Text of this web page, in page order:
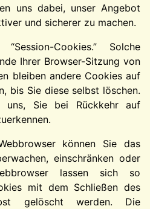
uns dabei, unser Angebot
und sicherer zu machen.
Cookies.” Solche
Ihrer Browser-Sitzung von
bleiben andere Cookies auf
bis Sie diese selbst löschen.
uns, Sie bei Rückkehr auf
können Sie das
einschränken oder
lassen sich so
mit dem Schließen des
gelöscht werden. Die